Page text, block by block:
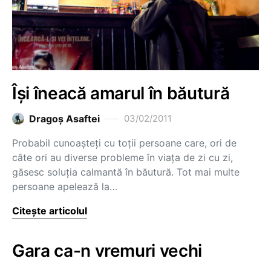
Îşi îneacă amarul în băutură
Dragoş Asaftei 03/02/2011
Probabil cunoaşteţi cu toţii persoane care, ori de
câte ori au diverse probleme în viaţa de zi cu zi,
găsesc soluţia calmantă în băutură. Tot mai multe
persoane apelează la…
Citește articolul
Gara ca-n vremuri vechi